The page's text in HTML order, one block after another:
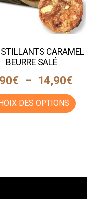
CARAMEL
BEURRE SALÉ
€ – 14,90€
DES OPTIONS